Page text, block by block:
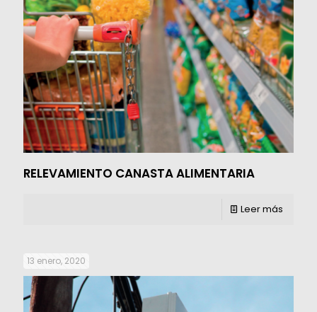
RELEVAMIENTO CANASTA ALIMENTARIA
Leer más
13 enero, 2020